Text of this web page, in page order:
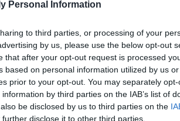
Personal Information
to third parties, or processing of your
by us, please use the below opt-out
that after your opt-out request is processed
based on personal information utilized by us
prior to your opt-out. You may separately
by third parties on the IAB’s list of
be disclosed by us to third parties on the
disclose it to other third parties.